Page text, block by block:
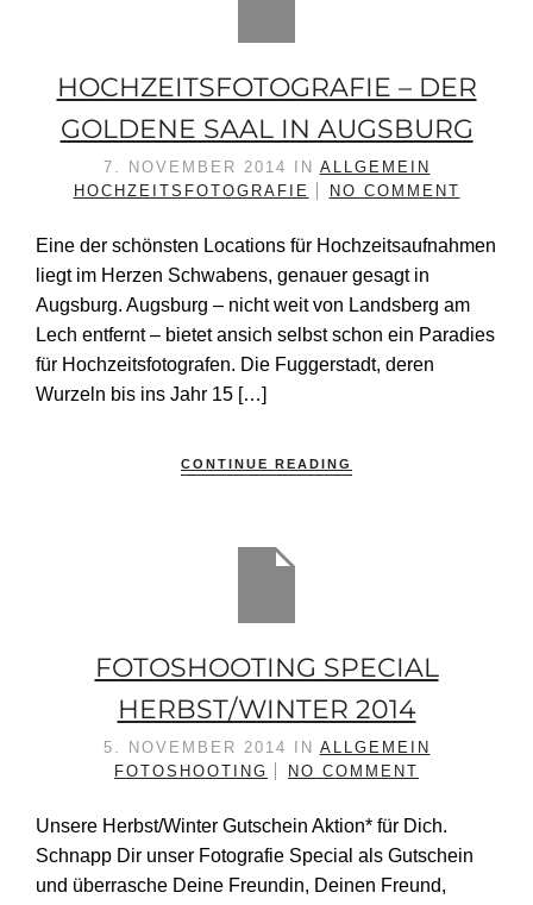
HOCHZEITSFOTOGRAFIE – DER
GOLDENE SAAL IN AUGSBURG
7. NOVEMBER 2014 IN ALLGEMEIN
HOCHZEITSFOTOGRAFIE
NO COMMENT
Eine der schönsten Locations für Hochzeitsaufnahmen
liegt im Herzen Schwabens, genauer gesagt in
Augsburg. Augsburg – nicht weit von Landsberg am
Lech entfernt – bietet ansich selbst schon ein Paradies
für Hochzeitsfotografen. Die Fuggerstadt, deren
Wurzeln bis ins Jahr 15 […]
CONTINUE READING
FOTOSHOOTING SPECIAL
HERBST/WINTER 2014
5. NOVEMBER 2014 IN ALLGEMEIN
FOTOSHOOTING
NO COMMENT
Unsere Herbst/Winter Gutschein Aktion* für Dich.
Schnapp Dir unser Fotografie Special als Gutschein
und überrasche Deine Freundin, Deinen Freund,